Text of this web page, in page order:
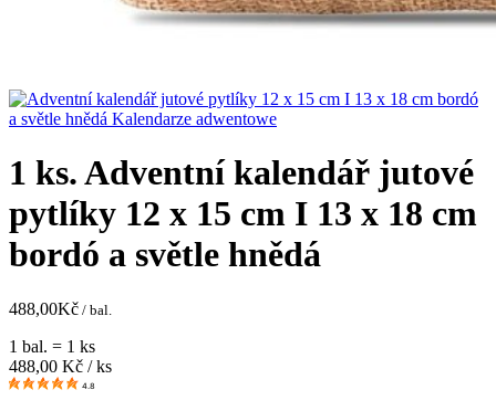
1 ks. Adventní kalendář jutové
pytlíky 12 x 15 cm I 13 x 18 cm
bordó a světle hnědá
488,00Kč / bal.
1 bal. = 1 ks
488,00 Kč / ks
4.8